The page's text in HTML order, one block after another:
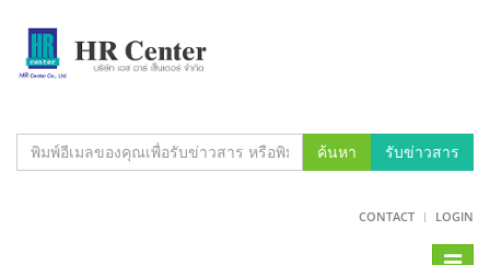
ค้นหา รับข่าวสาร
CONTACT LOGIN